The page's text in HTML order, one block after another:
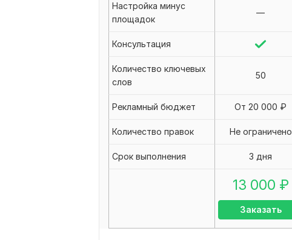
Настройка минус
площадок
—
Консультация
Количество ключевых
слов
50
Рекламный бюджет От 20 000 ₽
Количество правок Не ограничено
Срок выполнения 3 дня
13 000 ₽
Заказать